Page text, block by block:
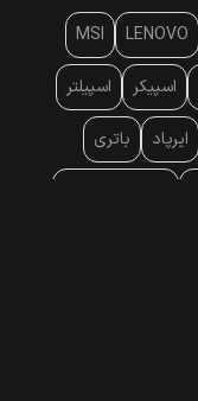
LENOVO
MSI
اسپیکر اسپیلتر
ایرپاد باتری